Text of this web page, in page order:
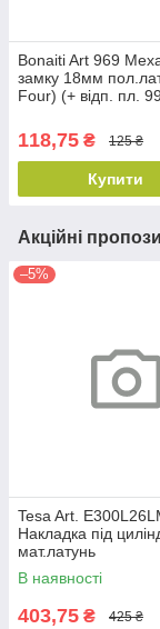
Bonaiti Art 969
замку 18мм
Four) (+ відп. пл.
118,75 ₴ 125 ₴
Купити
Акційні
–5%
Tesa Art.
Накладка під
мат.латунь
В наявності
403,75 ₴ 425 ₴